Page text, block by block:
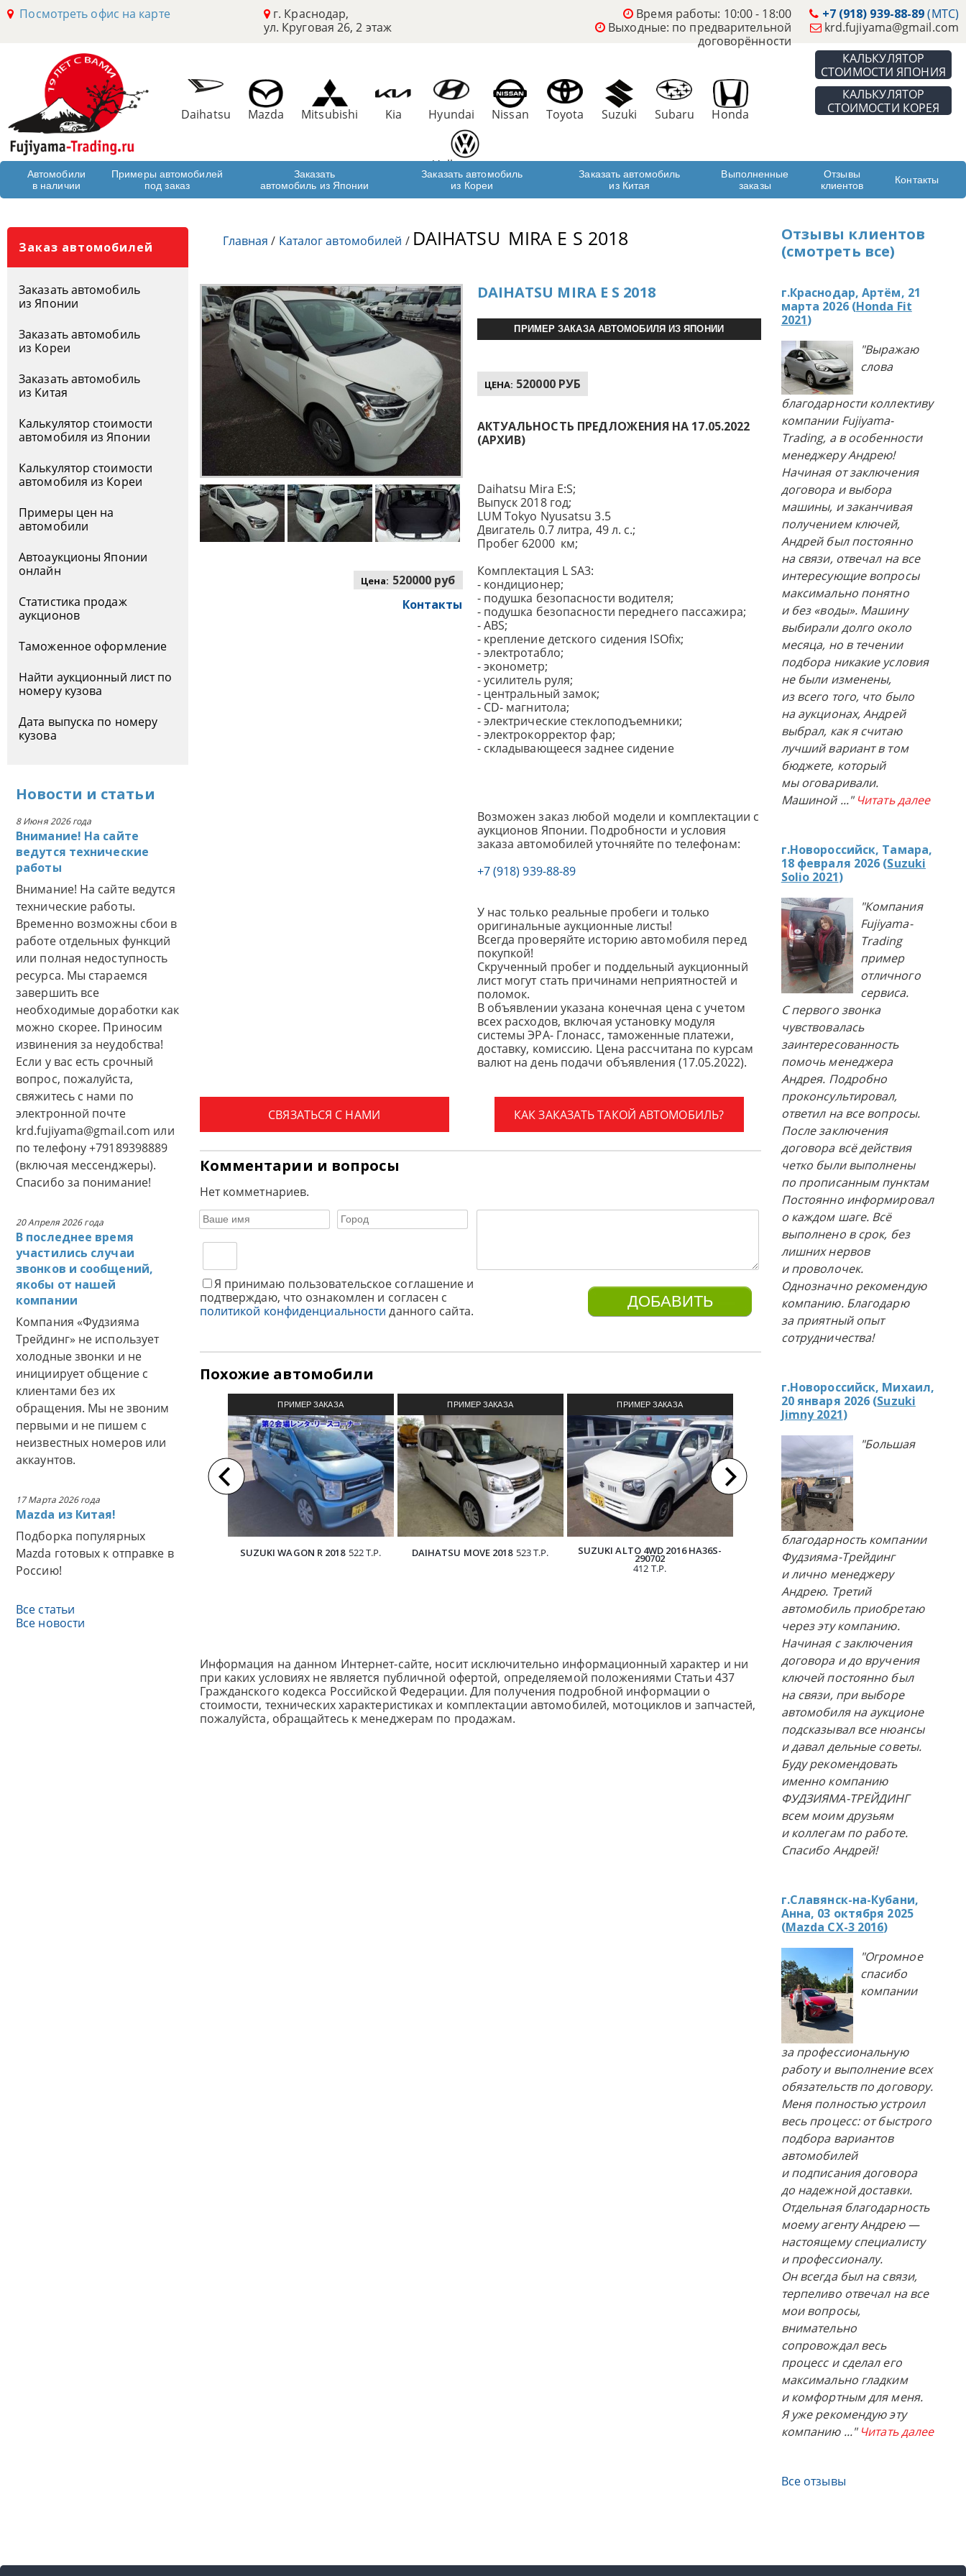
Посмотреть офис на карте
г. Краснодар,
ул. Круговая 26, 2 этаж
+7 (918) 939-88-89(МТС)
krd.fujiyama@gmail.com
Время работы: 10:00 - 18:00
Выходные: по предварительной
договорённости
КАЛЬКУЛЯТОР
СТОИМОСТИ ЯПОНИЯ
КАЛЬКУЛЯТОР
СТОИМОСТИ КОРЕЯ
Daihatsu Mazda Mitsubishi Kia Hyundai Nissan Toyota Suzuki Subaru Honda
Volkswagen
Автомобили
в наличии
Примеры автомобилей
под заказ
Заказать
автомобиль из Японии
Заказать автомобиль
из Кореи
Заказать автомобиль
из Китая
Выполненные
заказы
Отзывы
клиентов
Контакты
Заказ автомобилей
Заказать автомобиль
из Японии
Заказать автомобиль
из Кореи
Заказать автомобиль
из Китая
Калькулятор стоимости
автомобиля из Японии
Калькулятор стоимости
автомобиля из Кореи
Примеры цен на
автомобили
Автоаукционы Японии
онлайн
Статистика продаж
аукционов
Таможенное оформление
Найти аукционный лист по
номеру кузова
Дата выпуска по номеру
кузова
Новости и статьи
8 Июня 2026 года
Внимание! На сайте
ведутся технические
работы
Внимание! На сайте ведутся
технические работы.
Временно возможны сбои в
работе отдельных функций
или полная недоступность
ресурса. Мы стараемся
завершить все
необходимые доработки как
можно скорее. Приносим
извинения за неудобства!
Если у вас есть срочный
вопрос, пожалуйста,
свяжитесь с нами по
электронной почте
krd.fujiyama@gmail.com или
по телефону +79189398889
(включая мессенджеры).
Спасибо за понимание!
20 Апреля 2026 года
В последнее время
участились случаи
звонков и сообщений,
якобы от нашей
компании
Компания «Фудзияма
Трейдинг» не использует
холодные звонки и не
инициирует общение с
клиентами без их
обращения. Мы не звоним
первыми и не пишем с
неизвестных номеров или
аккаунтов.
17 Марта 2026 года
Mazda из Китая!
Подборка популярных
Mazda готовых к отправке в
Россию!
Все статьи
Все новости
Главная / Каталог автомобилей / DAIHATSU MIRA E S 2018
Цена: 520000 руб
Контакты
DAIHATSU MIRA E S 2018
ПРИМЕР ЗАКАЗА АВТОМОБИЛЯ ИЗ ЯПОНИИ
ЦЕНА: 520000 РУБ
АКТУАЛЬНОСТЬ ПРЕДЛОЖЕНИЯ НА 17.05.2022
(АРХИВ)
Daihatsu Mira E:S;
Выпуск 2018 год;
LUM Tokyo Nyusatsu 3.5
Двигатель 0.7 литра, 49 л. с.;
Пробег 62000 км;
Комплектация L SA3:
- кондиционер;
- подушка безопасности водителя;
- подушка безопасности переднего пассажира;
- ABS;
- крепление детского сидения ISOfix;
- электротабло;
- эконометр;
- усилитель руля;
- центральный замок;
- СD- магнитола;
- электрические стеклоподъемники;
- электрокорректор фар;
- складывающееся заднее сидение
Возможен заказ любой модели и комплектации с
аукционов Японии. Подробности и условия
заказа автомобилей уточняйте по телефонам:
+7 (918) 939-88-89
У нас только реальные пробеги и только
оригинальные аукционные листы!
Всегда проверяйте историю автомобиля перед
покупкой!
Скрученный пробег и поддельный аукционный
лист могут стать причинами неприятностей и
поломок.
В объявлении указана конечная цена с учетом
всех расходов, включая установку модуля
системы ЭРА- Глонасс, таможенные платежи,
доставку, комиссию. Цена рассчитана по курсам
валют на день подачи объявления (17.05.2022).
КАК ЗАКАЗАТЬ ТАКОЙ АВТОМОБИЛЬ?
СВЯЗАТЬСЯ С НАМИ
Комментарии и вопросы
Нет комметнариев.
Я принимаю пользовательское соглашение и
подтверждаю, что ознакомлен и согласен с
политикой конфиденциальности данного сайта.
Похожие автомобили
ПРИМЕР ЗАКАЗА
АВТОМОБИЛЯ ИЗ ЯПОНИИ
SUZUKI WAGON R 2018 522 Т.Р.
ПРИМЕР ЗАКАЗА
АВТОМОБИЛЯ ИЗ ЯПОНИИ
DAIHATSU MOVE 2018 523 Т.Р.
ПРИМЕР ЗАКАЗА
АВТОМОБИЛЯ ИЗ ЯПОНИИ
SUZUKI ALTO 4WD 2016 HA36S-
290702
412 Т.Р.
ПРИМЕР ЗАКАЗА
DAIHATSU MOVE 2015 492 Т.Р.
Информация на данном Интернет-сайте, носит исключительно информационный характер и ни
при каких условиях не является публичной офертой, определяемой положениями Статьи 437
Гражданского кодекса Российской Федерации. Для получения подробной информации о
стоимости, технических характеристиках и комплектации автомобилей, мотоциклов и запчастей,
пожалуйста, обращайтесь к менеджерам по продажам.
Отзывы клиентов
(смотреть все)
г.Краснодар, Артём, 21
марта 2026 (Honda Fit
2021)
"Выражаю
слова
благодарности коллективу
компании Fujiyama-
Trading, а в особенности
менеджеру Андрею!
Начиная от заключения
договора и выбора
машины, и заканчивая
получением ключей,
Андрей был постоянно
на связи, отвечал на все
интересующие вопросы
максимально понятно
и без «воды». Машину
выбирали долго около
месяца, но в течении
подбора никакие условия
не были изменены,
из всего того, что было
на аукционах, Андрей
выбрал, как я считаю
лучший вариант в том
бюджете, который
мы оговаривали.
Машиной ..." Читать далее
г.Новороссийск, Тамара,
18 февраля 2026 (Suzuki
Solio 2021)
"Компания
Fujiyama-
Trading
пример
отличного
сервиса.
С первого звонка
чувствовалась
заинтересованность
помочь менеджера
Андрея. Подробно
проконсультировал,
ответил на все вопросы.
После заключения
договора всё действия
четко были выполнены
по прописанным пунктам
Постоянно информировал
о каждом шаге. Всё
выполнено в срок, без
лишних нервов
и проволочек.
Однозначно рекомендую
компанию. Благодарю
за приятный опыт
сотрудничества!
г.Новороссийск, Михаил,
20 января 2026 (Suzuki
Jimny 2021)
"Большая
благодарность компании
Фудзияма-Трейдинг
и лично менеджеру
Андрею. Третий
автомобиль приобретаю
через эту компанию.
Начиная с заключения
договора и до вручения
ключей постоянно был
на связи, при выборе
автомобиля на аукционе
подсказывал все нюансы
и давал дельные советы.
Буду рекомендовать
именно компанию
ФУДЗИЯМА-ТРЕЙДИНГ
всем моим друзьям
и коллегам по работе.
Спасибо Андрей!
г.Славянск-на-Кубани,
Анна, 03 октября 2025
(Mazda CX-3 2016)
"Огромное
спасибо
компании
за профессиональную
работу и выполнение всех
обязательств по договору.
Меня полностью устроил
весь процесс: от быстрого
подбора вариантов
автомобилей
и подписания договора
до надежной доставки.
Отдельная благодарность
моему агенту Андрею —
настоящему специалисту
и профессионалу.
Он всегда был на связи,
терпеливо отвечал на все
мои вопросы,
внимательно
сопровождал весь
процесс и сделал его
максимально гладким
и комфортным для меня.
Я уже рекомендую эту
компанию ..." Читать далее
Все отзывы